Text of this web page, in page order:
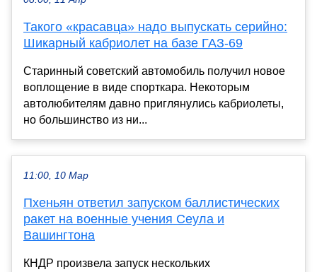
Такого «красавца» надо выпускать серийно:
Шикарный кабриолет на базе ГАЗ-69
Старинный советский автомобиль получил новое
воплощение в виде спорткара. Некоторым
автолюбителям давно приглянулись кабриолеты,
но большинство из ни...
11:00, 10 Мар
Пхеньян ответил запуском баллистических
ракет на военные учения Сеула и
Вашингтона
КНДР произвела запуск нескольких